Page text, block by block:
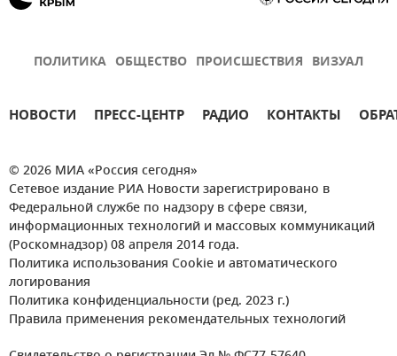
ПОЛИТИКА ОБЩЕСТВО ПРОИСШЕСТВИЯ ВИЗУАЛ
НОВОСТИ ПРЕСС-ЦЕНТР РАДИО КОНТАКТЫ
© 2026 МИА «Россия сегодня»
Сетевое издание РИА Новости зарегистрировано в
Федеральной службе по надзору в сфере связи,
информационных технологий и массовых коммуникаций
(Роскомнадзор) 08 апреля 2014 года.
Политика использования Cookie и автоматического
логирования
Политика конфиденциальности (ред. 2023 г.)
Правила применения рекомендательных технологий